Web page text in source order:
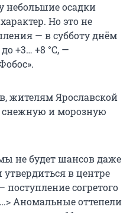
небольшие осадки
Но это не
— в субботу днём
+3… +8 °C, —
жителям Ярославской
снежную и морозную
не будет шансов даже
в центре
согретого
Аномальные оттепели